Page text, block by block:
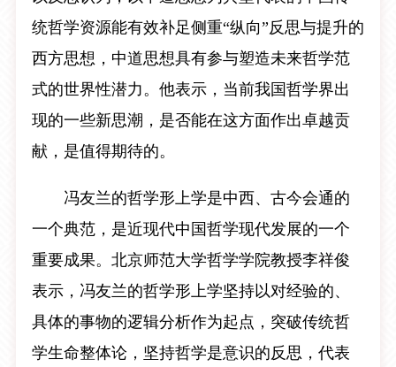
统哲学资源能有效补足侧重“纵向”反思与提升的
西方思想，中道思想具有参与塑造未来哲学范
式的世界性潜力。他表示，当前我国哲学界出
现的一些新思潮，是否能在这方面作出卓越贡
献，是值得期待的。
冯友兰的哲学形上学是中西、古今会通的
一个典范，是近现代中国哲学现代发展的一个
重要成果。北京师范大学哲学学院教授李祥俊
表示，冯友兰的哲学形上学坚持以对经验的、
具体的事物的逻辑分析作为起点，突破传统哲
学生命整体论，坚持哲学是意识的反思，代表